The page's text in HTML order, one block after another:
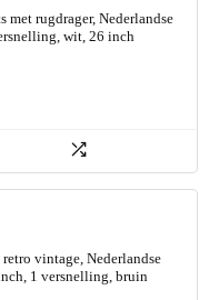
rugdrager, Nederlandse
wit, 26 inch
vintage, Nederlandse
1 versnelling, bruin